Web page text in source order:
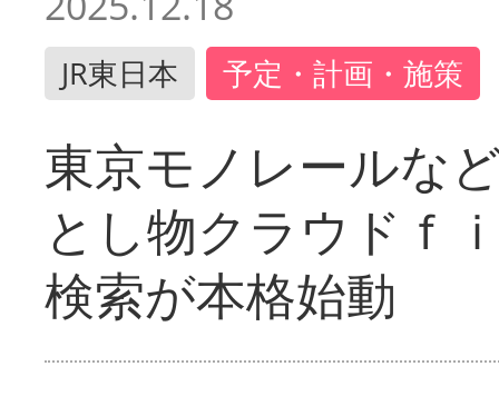
JR東日本 予定・計画・施策
東京モノレールな
とし物クラウドｆ
検索が本格始動